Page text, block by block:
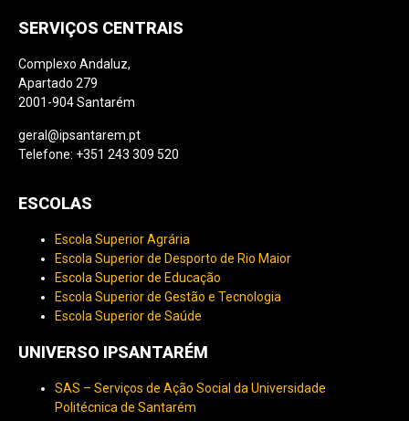
SERVIÇOS CENTRAIS
Complexo Andaluz,
Apartado 279
2001-904 Santarém
geral@ipsantarem.pt
Telefone: +351 243 309 520
ESCOLAS
Escola Superior Agrária
Escola Superior de Desporto de Rio Maior
Escola Superior de Educação
Escola Superior de Gestão e Tecnologia
Escola Superior de Saúde
UNIVERSO IPSANTARÉM
SAS – Serviços de Ação Social da Universidade
Politécnica de Santarém